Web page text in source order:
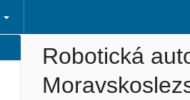
Robotická